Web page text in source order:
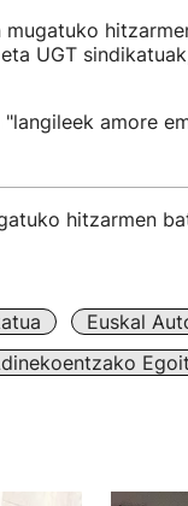
UGT
amore
hitzarmen
Euskal